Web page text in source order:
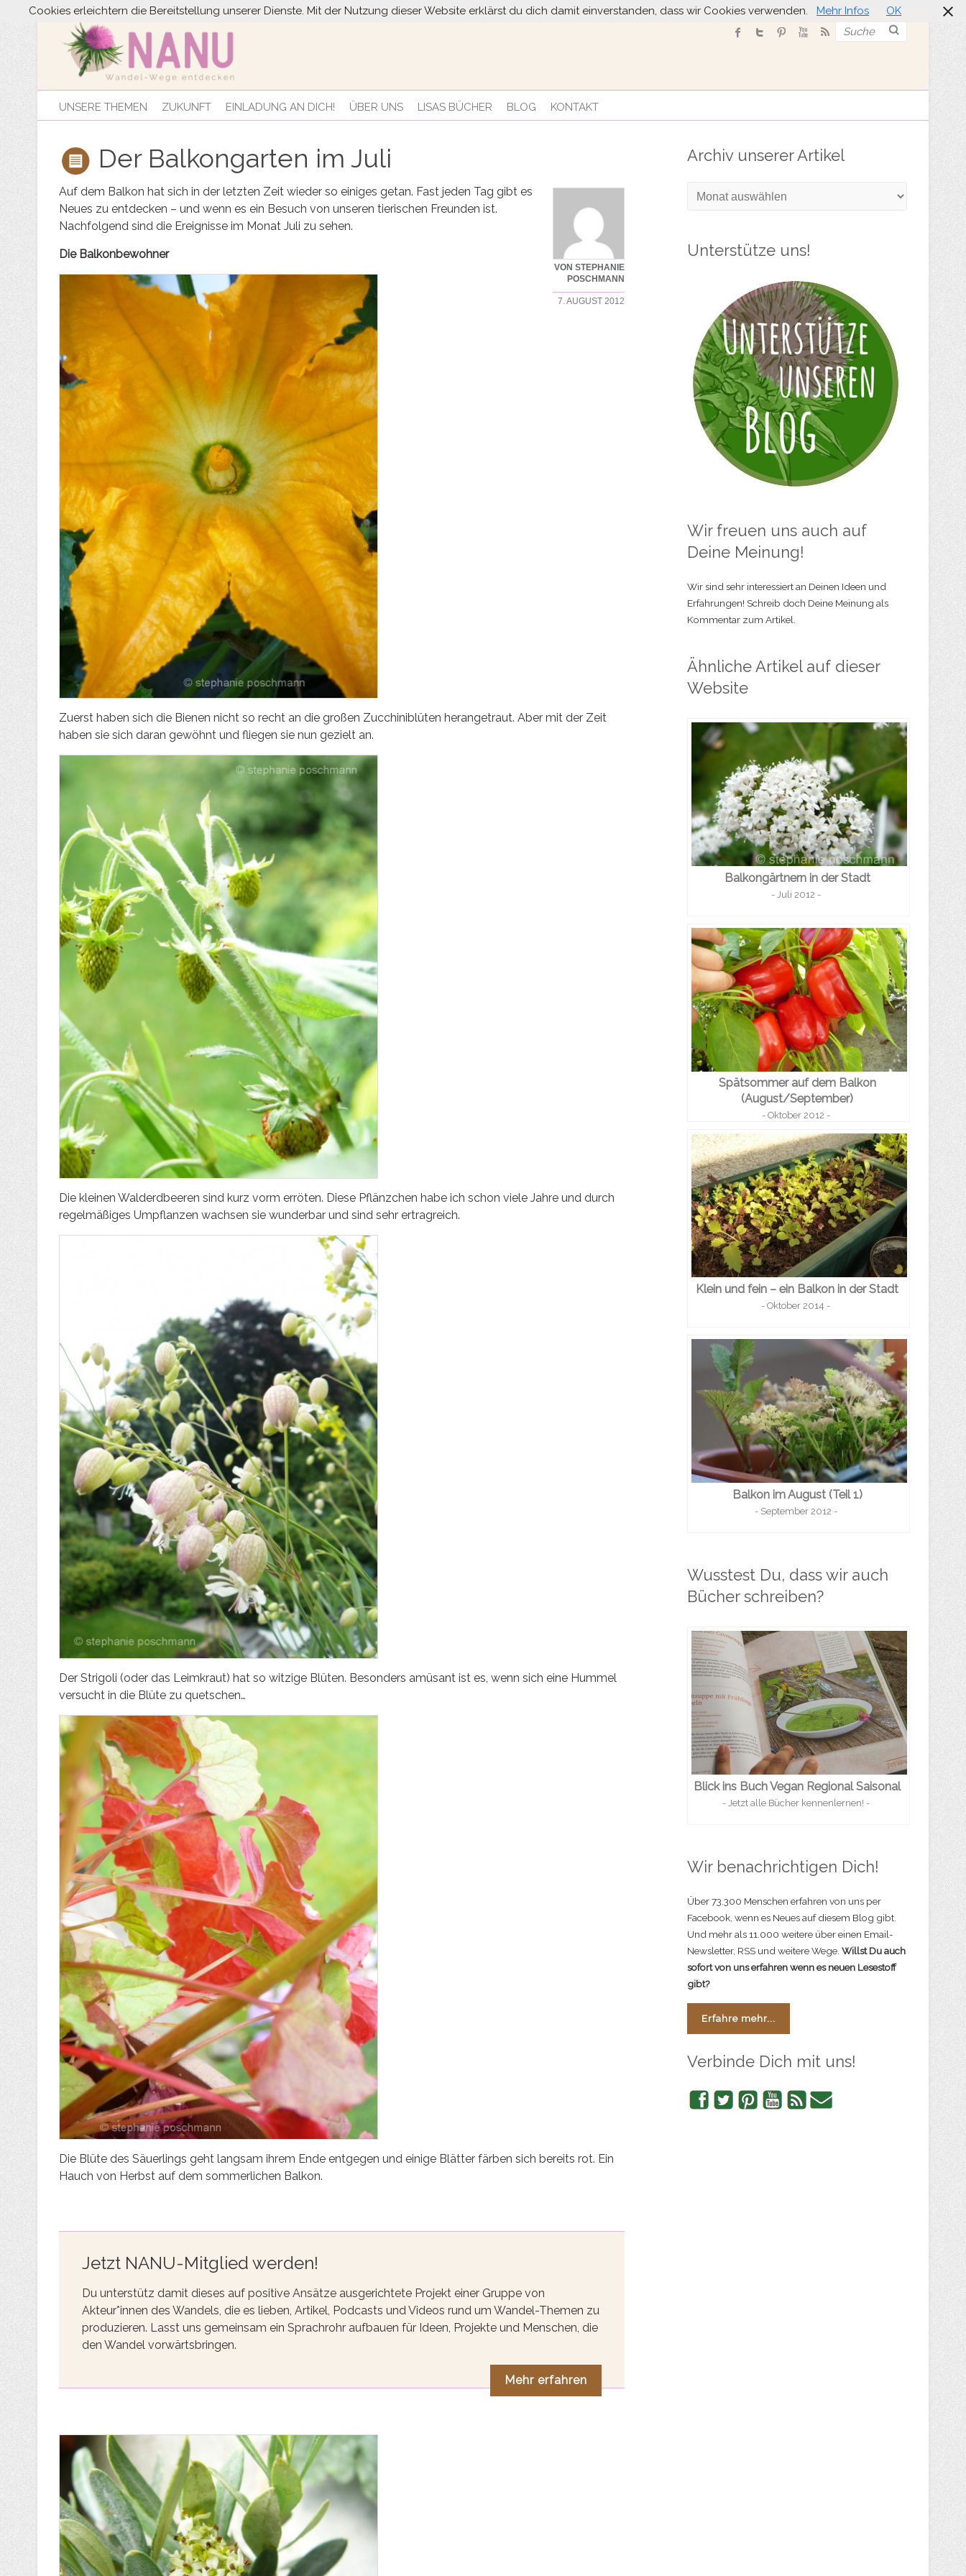
Suche
UNSERE THEMEN ZUKUNFT EINLADUNG AN DICH! ÜBER UNS LISAS BÜCHER BLOG KONTAKT
Der Balkongarten im Juli
VON STEPHANIE
POSCHMANN
7. AUGUST 2012
Auf dem Balkon hat sich in der letzten Zeit wieder so einiges getan. Fast jeden Tag gibt es
Neues zu entdecken – und wenn es ein Besuch von unseren tierischen Freunden ist.
Nachfolgend sind die Ereignisse im Monat Juli zu sehen.
Die Balkonbewohner
Zuerst haben sich die Bienen nicht so recht an die großen Zucchiniblüten herangetraut. Aber mit der Zeit
haben sie sich daran gewöhnt und fliegen sie nun gezielt an.
Die kleinen Walderdbeeren sind kurz vorm erröten. Diese Pflänzchen habe ich schon viele Jahre und durch
regelmäßiges Umpflanzen wachsen sie wunderbar und sind sehr ertragreich.
Der Strigoli (oder das Leimkraut) hat so witzige Blüten. Besonders amüsant ist es, wenn sich eine Hummel
versucht in die Blüte zu quetschen…
Die Blüte des Säuerlings geht langsam ihrem Ende entgegen und einige Blätter färben sich bereits rot. Ein
Hauch von Herbst auf dem sommerlichen Balkon.
Jetzt NANU-Mitglied werden!
Du unterstütz damit dieses auf positive Ansätze ausgerichtete Projekt einer Gruppe von
Akteur*innen des Wandels, die es lieben, Artikel, Podcasts und Videos rund um Wandel-Themen zu
produzieren. Lasst uns gemeinsam ein Sprachrohr aufbauen für Ideen, Projekte und Menschen, die
den Wandel vorwärtsbringen.
Mehr erfahren
Archiv unserer Artikel
Archiv
Unterstütze uns!
Wir freuen uns auch auf
Deine Meinung!
Wir sind sehr interessiert an Deinen Ideen und
Erfahrungen! Schreib doch Deine Meinung als
Kommentar zum Artikel.
Ähnliche Artikel auf dieser
Website
Balkongärtnern in der Stadt
- Juli 2012 -
Spätsommer auf dem Balkon
(August/September)
- Oktober 2012 -
Klein und fein – ein Balkon in der Stadt
- Oktober 2014 -
Balkon im August (Teil 1)
- September 2012 -
Wusstest Du, dass wir auch
Bücher schreiben?
Blick ins Buch Vegan Regional Saisonal
- Jetzt alle Bücher kennenlernen! -
Wir benachrichtigen Dich!
Über 73.300 Menschen erfahren von uns per
Facebook, wenn es Neues auf diesem Blog gibt.
Und mehr als 11.000 weitere über einen Email-
Newsletter, RSS und weitere Wege. Willst Du auch
sofort von uns erfahren wenn es neuen Lesestoff
gibt?
Erfahre mehr...
Verbinde Dich mit uns!
Facebook
TwitterPinterestYouTubeRSS
Cookies erleichtern die Bereitstellung unserer Dienste. Mit der Nutzung dieser Website erklärst du dich damit einverstanden, dass wir Cookies verwenden. Mehr Infos OK